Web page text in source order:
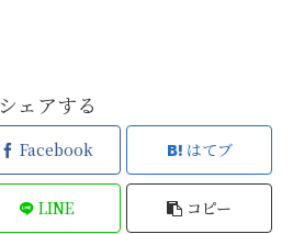
シェアする
Facebook はてブ
LINE コピー